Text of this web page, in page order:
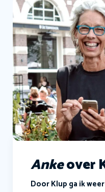
Ankeover
Door Klup ga ik